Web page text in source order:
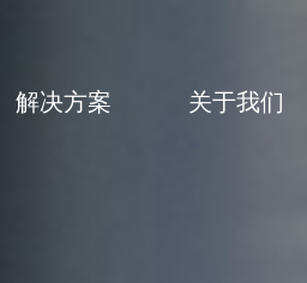
解决方案 关于我们